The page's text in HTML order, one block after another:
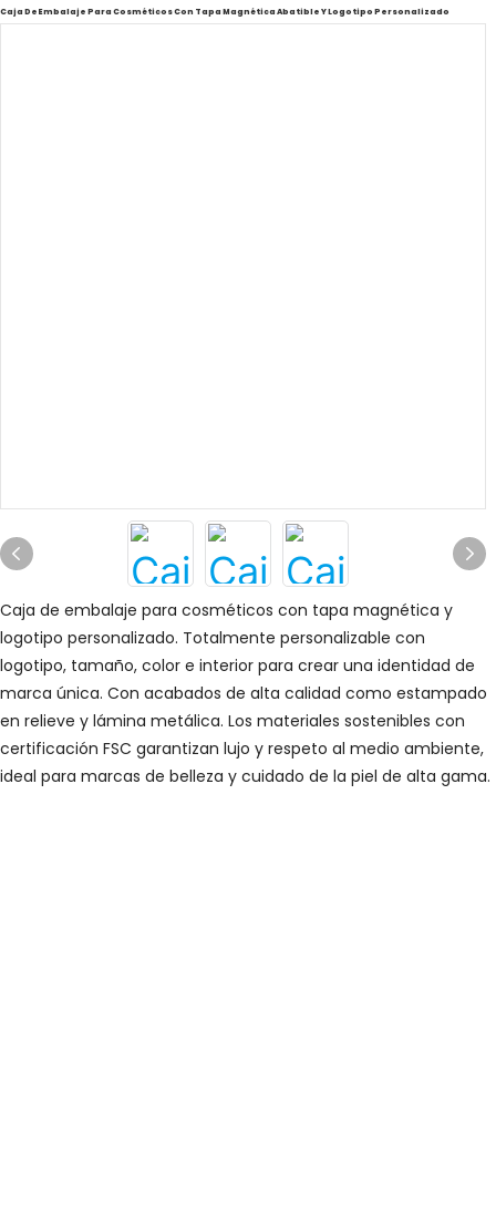
Caja De Embalaje Para Cosméticos Con Tapa Magnética Abatible Y Logotipo Personalizado
Caja de embalaje para cosméticos con tapa magnética y
logotipo personalizado. Totalmente personalizable con
logotipo, tamaño, color e interior para crear una identidad de
marca única. Con acabados de alta calidad como estampado
en relieve y lámina metálica. Los materiales sostenibles con
certificación FSC garantizan lujo y respeto al medio ambiente,
ideal para marcas de belleza y cuidado de la piel de alta gama.